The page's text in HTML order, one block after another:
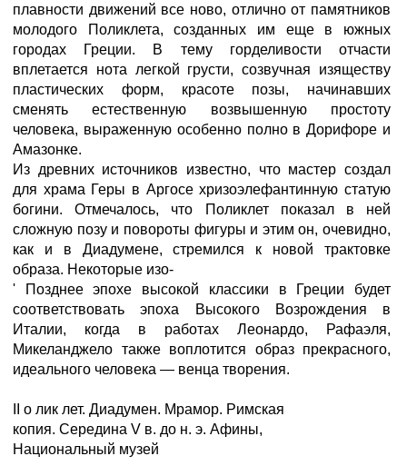
плавности движений все ново, отлично от памятников
молодого Поликлета, созданных им еще в южных
городах Греции. В тему горделивости отчасти
вплетается нота легкой грусти, созвучная изяществу
пластических форм, красоте позы, начинавших
сменять естественную возвышенную простоту
человека, выраженную особенно полно в Дорифоре и
Амазонке.
Из древних источников известно, что мастер создал
для храма Геры в Аргосе хризоэлефантинную статую
богини. Отмечалось, что Поликлет показал в ней
сложную позу и повороты фигуры и этим он, очевидно,
как и в Диадумене, стремился к новой трактовке
образа. Некоторые изо-
' Позднее эпохе высокой классики в Греции будет
соответствовать эпоха Высокого Возрождения в
Италии, когда в работах Леонардо, Рафаэля,
Микеланджело также воплотится образ прекрасного,
идеального человека — венца творения.
II о лик лет. Диадумен. Мрамор. Римская
копия. Середина V в. до н. э. Афины,
Национальный музей